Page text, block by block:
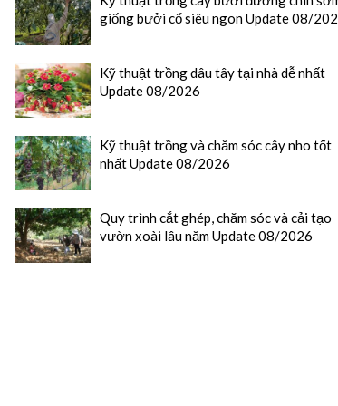
giống bưởi cổ siêu ngon Update 08/
Kỹ thuật trồng dâu tây tại nhà dễ nhất
Update 08/2026
Kỹ thuật trồng và chăm sóc cây nho tốt
nhất Update 08/2026
Quy trình cắt ghép, chăm sóc và cải tạo
vườn xoài lâu năm Update 08/2026